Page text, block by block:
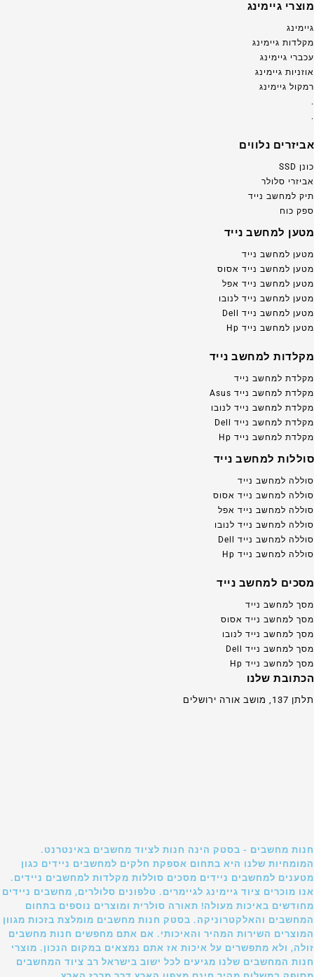
מוצרי גיימינג
גיימינג
מקלדות גיימינג
עכברי גיימינג
אוזניות גיימינג
רמקול גיימינג
.
.
אביזרים נלווים
כונן SSD
אביזרי סלולר
תיק למחשב נייד
ספק כוח
מטען למחשב נייד
מטען למחשב נייד
מטען למחשב נייד אסוס
מטען למחשב נייד אפל
מטען למחשב נייד לנובו
מטען למחשב נייד Dell
מטען למחשב נייד Hp
מקלדות למחשב נייד
מקלדת למחשב נייד
מקלדת למחשב נייד Asus
מקלדת למחשב נייד לנובו
מקלדת למחשב נייד Dell
מקלדת למחשב נייד Hp
סוללות למחשב נייד
סוללה למחשב נייד
סוללה למחשב נייד אסוס
סוללה למחשב נייד אפל
סוללה למחשב נייד לנובו
סוללה למחשב נייד Dell
סוללה למחשב נייד Hp
מסכים למחשב נייד
מסך למחשב נייד
מסך למחשב נייד אסוס
מסך למחשב נייד לנובו
מסך למחשב נייד Dell
מסך למחשב נייד Hp
הכתובת שלנו
תלתן 137, מושב אורה ירושלים
חנות מחשבים - בסטק הינה חנות לציוד מחשבים באינטרנט.
המומחיות שלנו היא בתחום אספקת חלקים למחשבים ניידים כגון
מטענים למחשבים ניידים מסכים סוללות מקלדות למחשבים ניידים.
אנו מוכרים ציוד גיימינג לגיימרים. טלפונים סלולרים, מחשבים ניידים
מחודשים באיכות מעולה! תאורה סולרית ומוצרים נוספים בתחום
המחשבים והאלקטרוניקה. בסטק חנות מחשבים מומלצת בזכות מגוון
המוצרים השירות המהיר והאיכותי. אם אתם מחפשים חנות מחשבים
זולה, ולא מתפשרים על איכות אז אתם נמצאים במקום הנכון. מוצרי
חנות המחשבים שלנו מגיעים לכל ישוב בישראל רב ציוד המחשבים